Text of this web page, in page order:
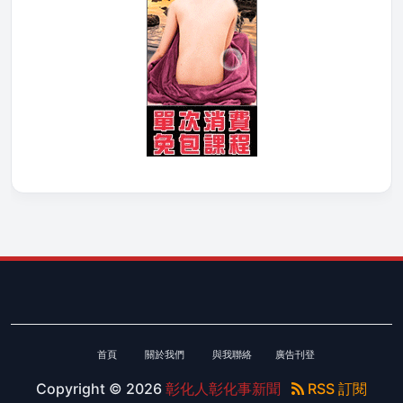
首頁 關於我們 與我聯絡 廣告刊登
Copyright © 2026 彰化人彰化事新聞 RSS 訂閱